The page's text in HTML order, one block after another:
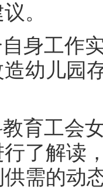
。
身工作
幼儿园
育工会
了解读
需的动